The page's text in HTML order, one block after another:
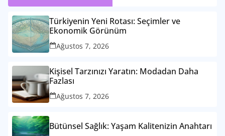
Türkiyenin Yeni Rotası: Seçimler ve
Ekonomik Görünüm
Ağustos 7, 2026
Kişisel Tarzınızı Yaratın: Modadan Daha
Fazlası
Ağustos 7, 2026
Bütünsel Sağlık: Yaşam Kalitenizin Anahtarı